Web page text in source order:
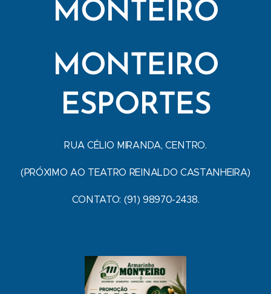
MONTEIRO
MONTEIRO
ESPORTES
RUA CÉLIO MIRANDA, CENTRO.
(PRÓXIMO AO TEATRO REINALDO CASTANHEIRA)
CONTATO: (91) 98970-2438.